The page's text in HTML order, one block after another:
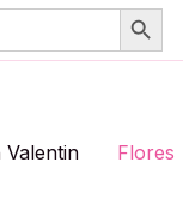
Search Button
Valentin Flores